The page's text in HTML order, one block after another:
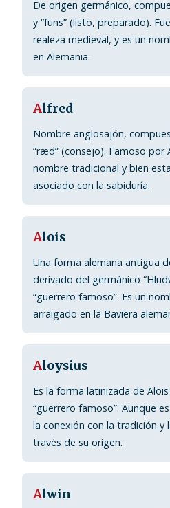
De origen germánico,
y “funs” (listo, preparado).
realeza medieval, y es un
en Alemania.
Alfred
Nombre anglosajón,
“ræd” (consejo). Famoso por
nombre tradicional y bien
asociado con la sabiduría.
Alois
Una forma alemana antigua
derivado del germánico
“guerrero famoso”. Es un
arraigado en la Baviera
Aloysius
Es la forma latinizada de
“guerrero famoso”. Aunque
la conexión con la tradición y
través de su origen.
Alwin